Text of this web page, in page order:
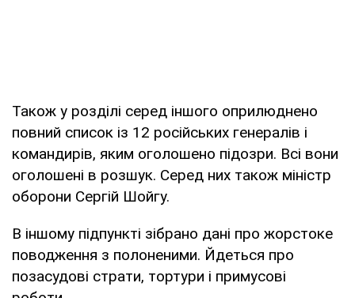
Також у розділі серед іншого оприлюднено
повний список із 12 російських генералів і
командирів, яким оголошено підозри. Всі вони
оголошені в розшук. Серед них також міністр
оборони Сергій Шойгу.
В іншому підпункті зібрано дані про жорстоке
поводження з полоненими. Йдеться про
позасудові страти, тортури і примусові